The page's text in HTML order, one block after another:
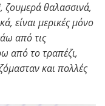
ζουμερά θαλασσινά,
είναι μερικές μόνο
από τις
από το τραπέζι,
και πολλές